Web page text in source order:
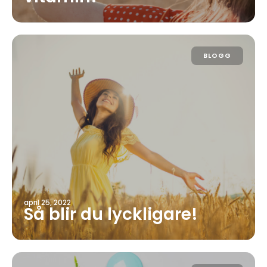
BLOGG
april 25, 2022
Så blir du lyckligare!